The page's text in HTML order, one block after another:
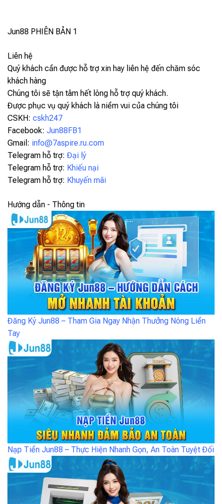
Jun88 PHIÊN BẢN 1
Liên hệ
Quý khách cần được hỗ trợ xin hay liên hệ đến chăm sóc
khách hàng
Chúng tôi sẽ tận tâm hết lòng hỗ trợ quý khách.
Được phục vụ quý khách là niềm vui của chúng tôi
CSKH: cskh247
Facebook: Jun88FB1
Gmail: info@7aspire.ru.com
Telegram hỗ trợ: Đại lý
Telegram hỗ trợ: Khiếu nại
Telegram hỗ trợ: Khuyến mãi
Hướng dẫn - Thông tin
Đăng Ký Jun88 – Tham Gia Ngay Nhận Thưởng Nóng Liền
Tay
Nạp Tiền Jun88 – Thực Hiện Nhanh Gọn, An Toàn Tuyệt Đối